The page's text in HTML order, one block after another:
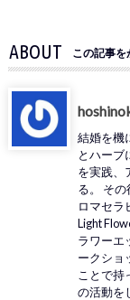
ABOUT この記事を
結婚を機
とハーブ
を実践、
る。 そ
ロマセラ
Light
ラワーエ
ークショ
ことで持
の活動を